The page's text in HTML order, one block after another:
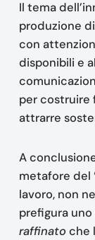
Il tema
produzione
con
disponibili e
per costruire
attrarre
A
metafore del
lavoro, non
prefigura
raffinatoche